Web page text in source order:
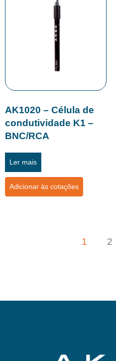
AK1020 – Célula de
condutividade K1 –
BNC/RCA
Ler mais
Adicionar às cotações
1 2